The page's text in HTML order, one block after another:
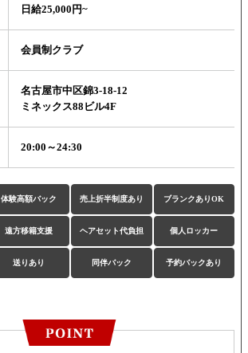
日給25,000円~
会員制クラブ
名古屋市中区錦3-18-12
ミネックス88ビル4F
20:00～24:30
体験高額バック 売上折半制度あり ブランクありOK
遠方移籍支援 ヘアセット代負担 個人ロッカー
送りあり 同伴バック 予約バックあり